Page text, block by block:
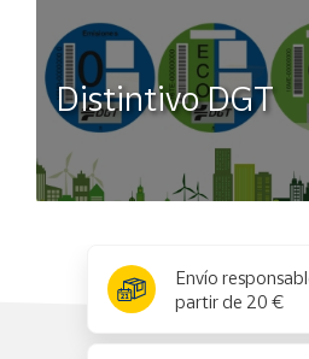
Distintivo DGT
Envío
partir de 20 €